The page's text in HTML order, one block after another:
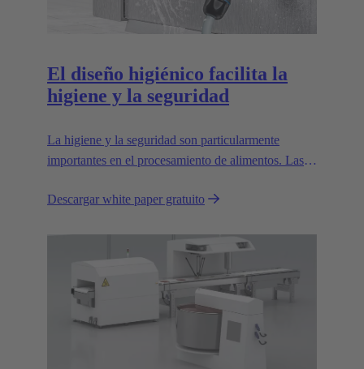
El diseño higiénico facilita la
higiene y la seguridad
La higiene y la seguridad son particularmente
importantes en el procesamiento de alimentos. Las
puedan limpiarse con facilidad; deben evitarse
Descargar white paper gratuito